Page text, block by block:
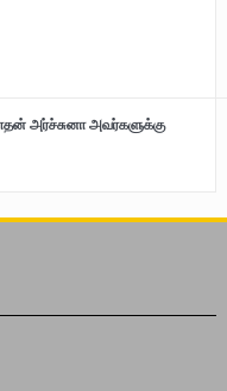
அர்ச்சுனா அவர்களுக்கு